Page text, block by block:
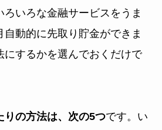
いろな金融サービスをうま
自動的に先取り貯金ができま
にするかを選んでおくだけで
りの方法は、次の5つです。い